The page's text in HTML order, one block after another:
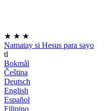
★ ★ ★
Namatay si Hesus para sayo
tl
Bokmål
Čeština
Deutsch
English
Español
Filipino